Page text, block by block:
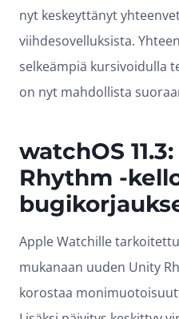
nyt keskeyttänyt
viihdesovelluksista.
selkeämpiä kursivoidulla
on nyt mahdollista
watchOS
Rhythm -
Apple Watchille
mukanaan uuden Unity
korostaa